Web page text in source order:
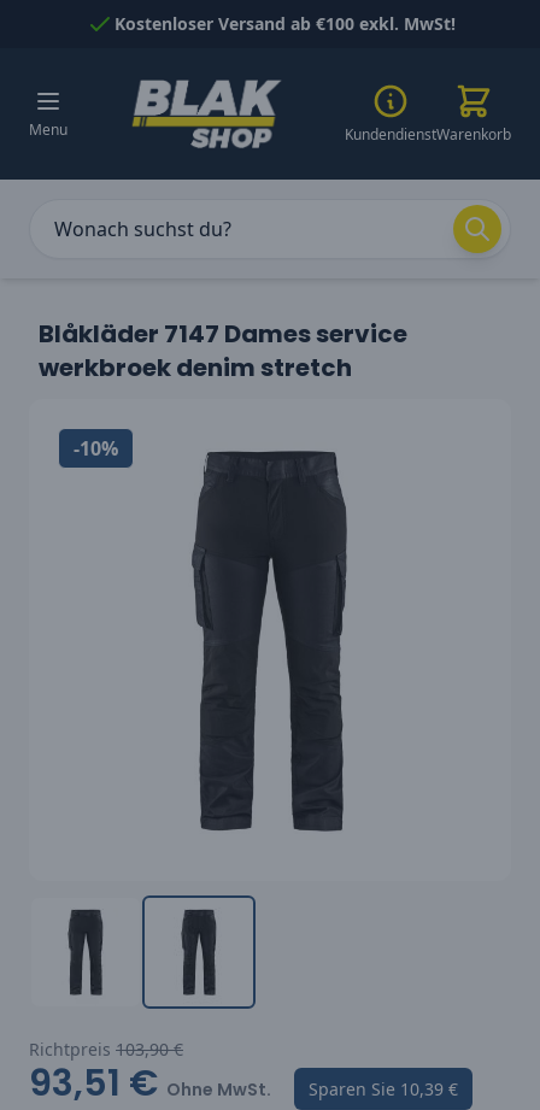
Skip to ContentKostenloser Versand ab €100 exkl. MwSt!
Menu KundendienstWarenkorb
Blåkläder 7147 Dames service
werkbroek denim stretch
-10%
Richtpreis 103,90 €
93,51 € Ohne MwSt. Sparen Sie 10,39 €